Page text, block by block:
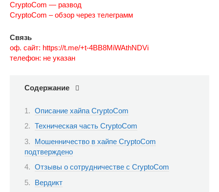
CryptoCom — развод
CryptoCom – обзор через телеграмм
Связь
оф. сайт: https://t.me/+t-4BB8MiWAthNDVi
телефон: не указан
Содержание
Описание хайпа CryptoCom
Техническая часть CryptoCom
Мошенничество в хайпе CryptoCom
подтверждено
Отзывы о сотрудничестве с CryptoCom
Вердикт